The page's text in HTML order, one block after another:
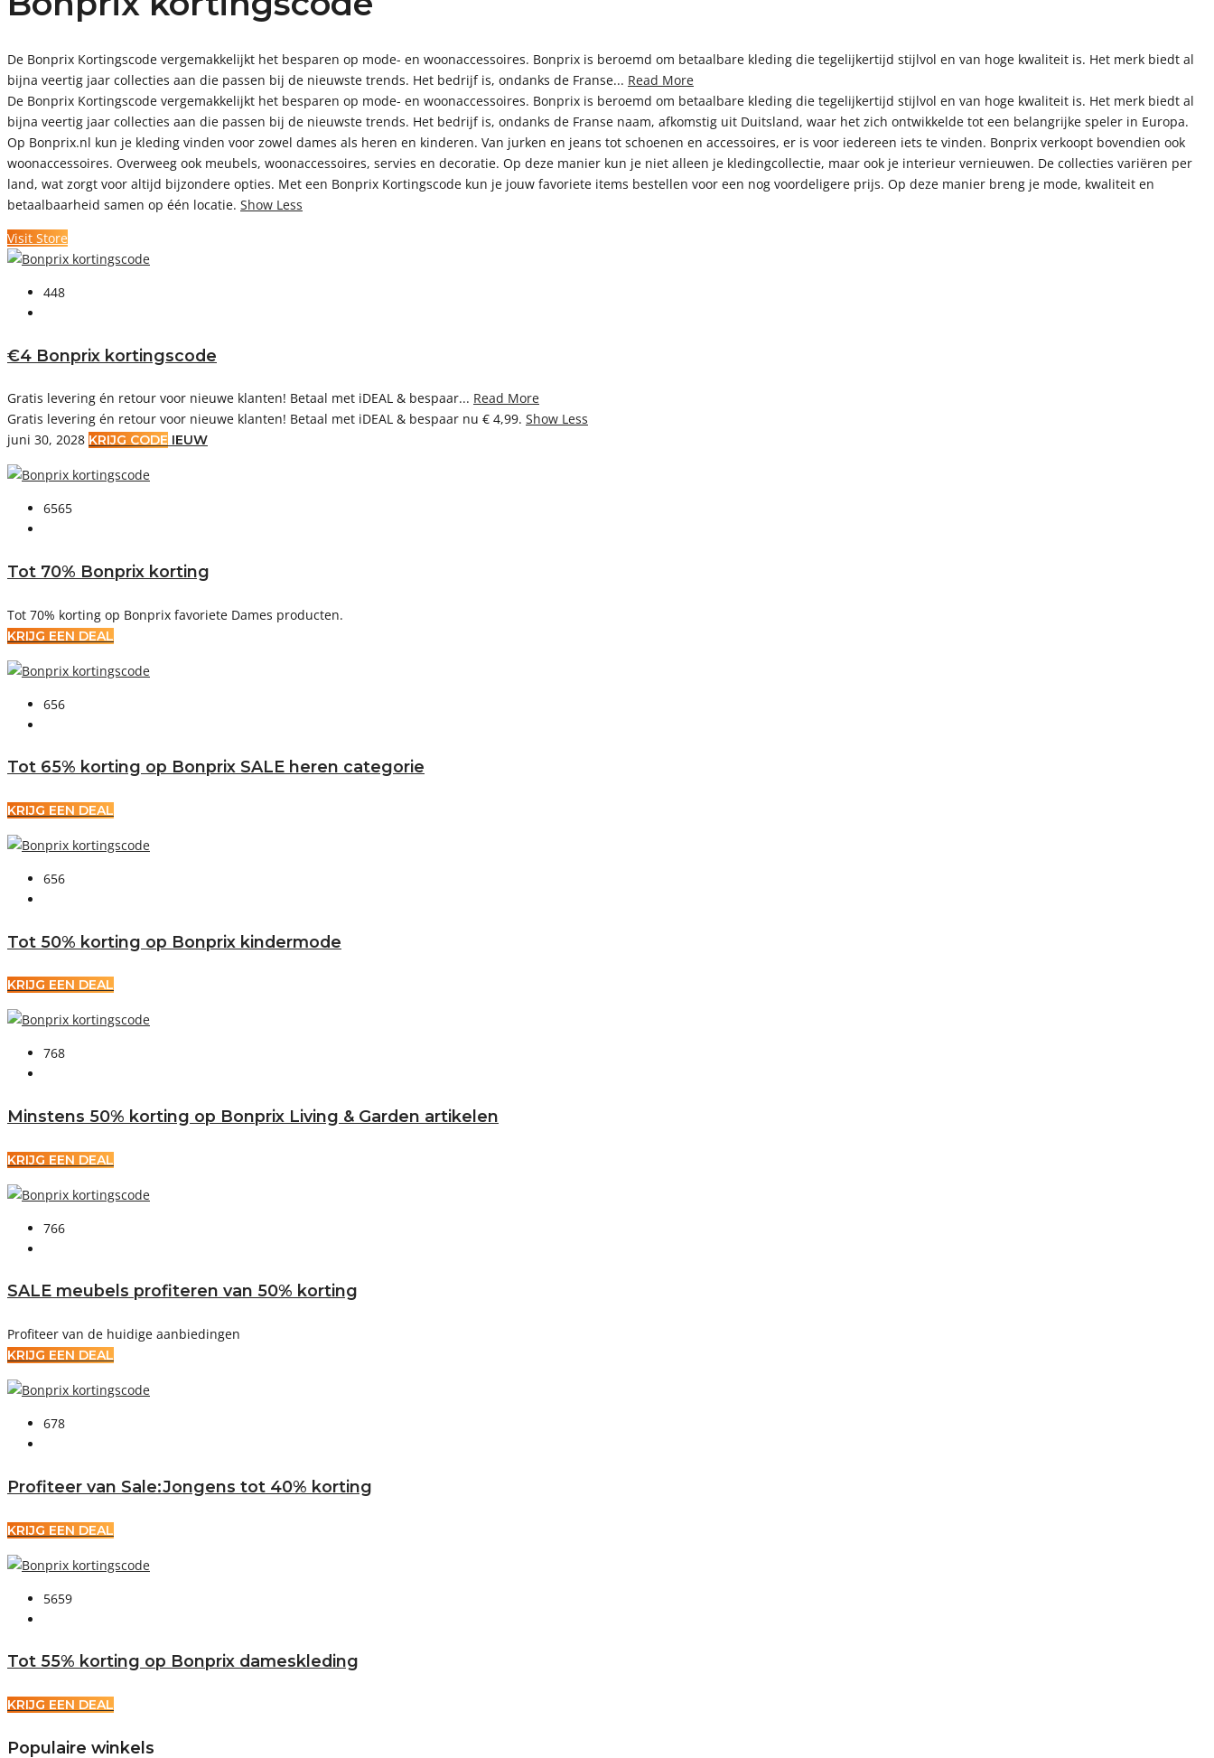
De Bonprix Kortingscode vergemakkelijkt het besparen op mode- en woonaccessoires. Bonprix is beroemd om betaalbare kleding die tegelijkertijd stijlvol en van hoge kwaliteit is. Het merk biedt al
bijna veertig jaar collecties aan die passen bij de nieuwste trends. Het bedrijf is, ondanks de Franse... Read More
De Bonprix Kortingscode vergemakkelijkt het besparen op mode- en woonaccessoires. Bonprix is beroemd om betaalbare kleding die tegelijkertijd stijlvol en van hoge kwaliteit is. Het merk biedt al
bijna veertig jaar collecties aan die passen bij de nieuwste trends. Het bedrijf is, ondanks de Franse naam, afkomstig uit Duitsland, waar het zich ontwikkelde tot een belangrijke speler in Europa.
Op Bonprix.nl kun je kleding vinden voor zowel dames als heren en kinderen. Van jurken en jeans tot schoenen en accessoires, er is voor iedereen iets te vinden. Bonprix verkoopt bovendien ook
woonaccessoires. Overweeg ook meubels, woonaccessoires, servies en decoratie. Op deze manier kun je niet alleen je kledingcollectie, maar ook je interieur vernieuwen. De collecties variëren per
land, wat zorgt voor altijd bijzondere opties. Met een Bonprix Kortingscode kun je jouw favoriete items bestellen voor een nog voordeligere prijs. Op deze manier breng je mode, kwaliteit en
betaalbaarheid samen op één locatie. Show Less
Visit Store
448
€4 Bonprix kortingscode
Gratis levering én retour voor nieuwe klanten! Betaal met iDEAL & bespaar... Read More
Gratis levering én retour voor nieuwe klanten! Betaal met iDEAL & bespaar nu € 4,99. Show Less
juni 30, 2028 KRIJG CODE IEUW
6565
Tot 70% Bonprix korting
Tot 70% korting op Bonprix favoriete Dames producten.
KRIJG EEN DEAL
656
Tot 65% korting op Bonprix SALE heren categorie
KRIJG EEN DEAL
656
Tot 50% korting op Bonprix kindermode
KRIJG EEN DEAL
768
Minstens 50% korting op Bonprix Living & Garden artikelen
KRIJG EEN DEAL
766
SALE meubels profiteren van 50% korting
Profiteer van de huidige aanbiedingen
KRIJG EEN DEAL
678
Profiteer van Sale:Jongens tot 40% korting
KRIJG EEN DEAL
5659
Tot 55% korting op Bonprix dameskleding
KRIJG EEN DEAL
Populaire winkels